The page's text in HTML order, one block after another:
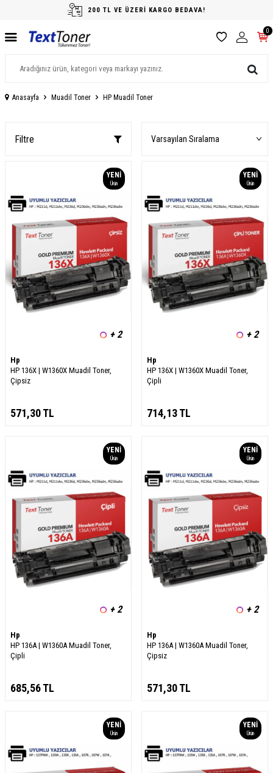
200 TL VE ÜZERİ KARGO BEDAVA!
0
Anasayfa Muadil Toner HP Muadil Toner
Filtre
YENI
Ürün
+ 2
Hp
HP 136X | W1360X Muadil Toner,
Çipsiz
571,30TL
YENI
Ürün
+ 2
Hp
HP 136X | W1360X Muadil Toner,
Çipli
714,13TL
YENI
Ürün
+ 2
Hp
HP 136A | W1360A Muadil Toner,
Çipli
685,56TL
YENI
Ürün
+ 2
Hp
HP 136A | W1360A Muadil Toner,
Çipsiz
571,30TL
YENI
Ürün
YENI
Ürün